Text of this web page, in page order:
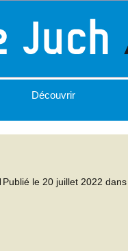
Découvrir
Publié le 20 juillet 2022 dans